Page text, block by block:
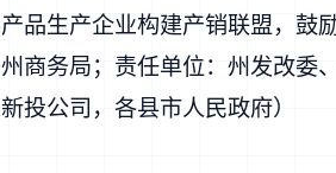
产品生产企业构建产销联盟，鼓
州商务局；责任单位：州发改委
新投公司，各县市人民政府）